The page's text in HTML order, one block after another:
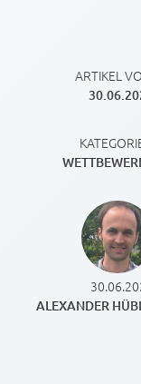
ARTIKEL
ALEXANDER